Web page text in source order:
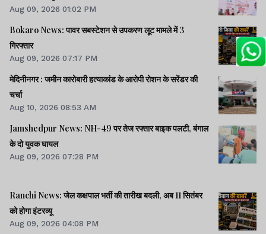
Aug 09, 2026 01:02 PM
Bokaro News: पावर सबस्टेशन से उपकरण लूट मामले में 3
गिरफ्तार
Aug 09, 2026 07:17 PM
मेदिनीनगर : जमीन कारोबारी हत्याकांड के आरोपी रोशन के सरेंडर की
चर्चा
Aug 10, 2026 08:53 AM
Jamshedpur News: NH-49 पर तेज रफ्तार बाइक पलटी, बंगाल
के दो युवक घायल
Aug 09, 2026 07:28 PM
Ranchi News: जेल कक्षपाल भर्ती की तारीख बदली, अब 11 सितंबर
को होगा इंटरव्यू
Aug 09, 2026 04:08 PM